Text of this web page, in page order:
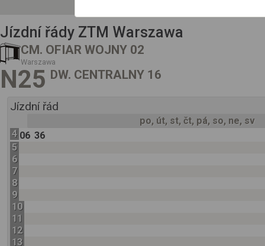
Jízdní řády ZTM Warszawa
CM. OFIAR WOJNY 02
Warszawa
N25 DW. CENTRALNY 16
Jízdní řád
po, út, st, čt, pá, so, ne, sv
4 06 36
5
6
7
8
9
10
11
12
13